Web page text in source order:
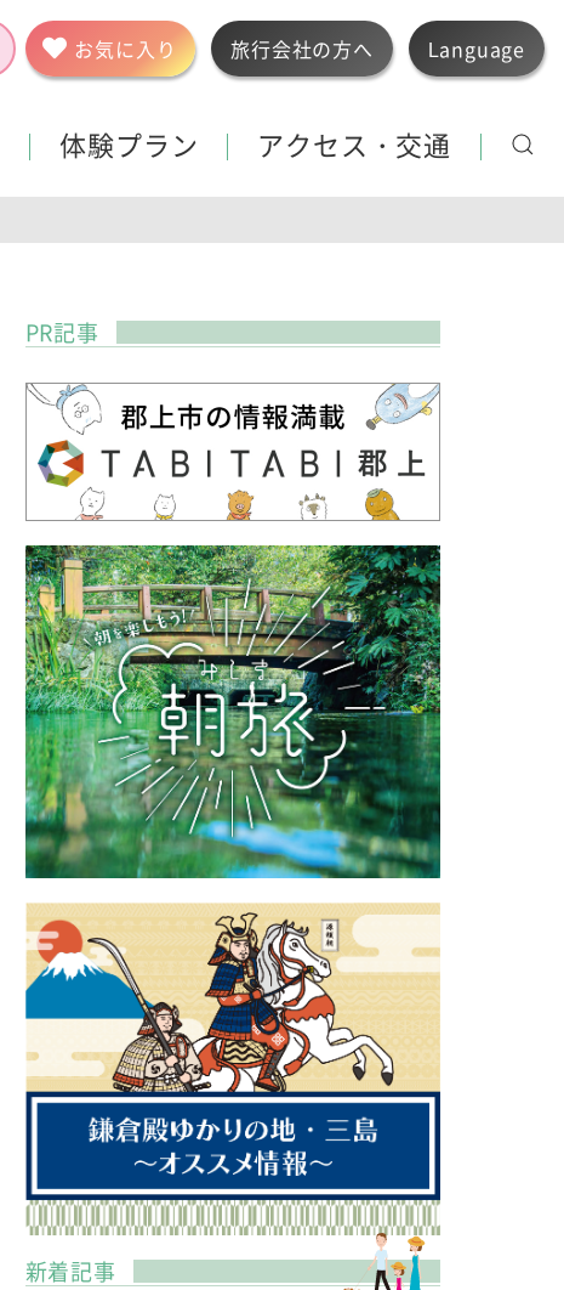
お気に入り 旅行会社の方へ Language
体験プラン アクセス・交通
PR記事
新着記事